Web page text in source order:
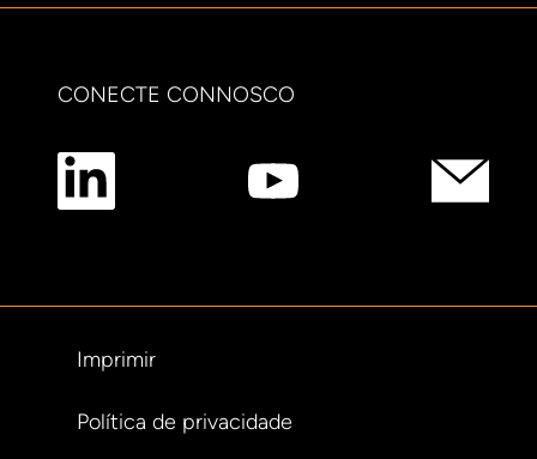
CONECTE CONNOSCO
Imprimir
Política de privacidade